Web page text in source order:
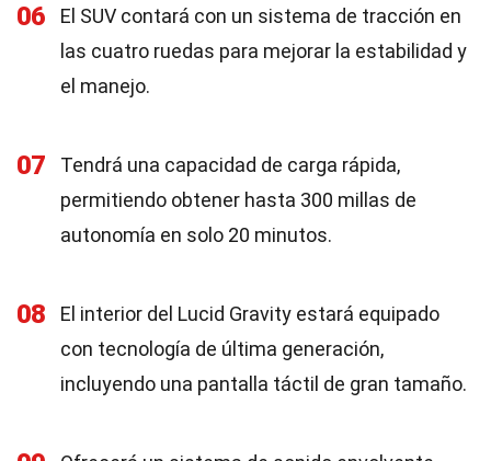
06
El SUV contará con un sistema de tracción en
las cuatro ruedas para mejorar la estabilidad y
el manejo.
07
Tendrá una capacidad de carga rápida,
permitiendo obtener hasta 300 millas de
autonomía en solo 20 minutos.
08
El interior del Lucid Gravity estará equipado
con tecnología de última generación,
incluyendo una pantalla táctil de gran tamaño.